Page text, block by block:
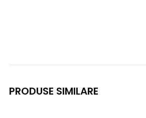
PRODUSE SIMILARE